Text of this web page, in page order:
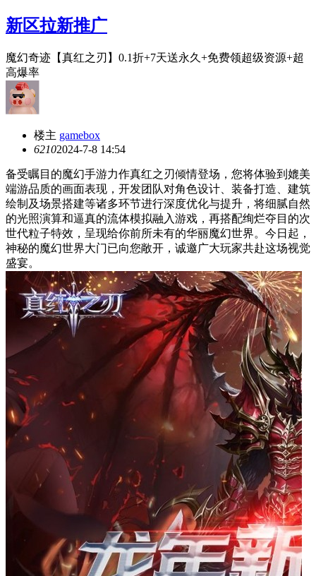
新区拉新推广
魔幻奇迹【真红之刃】0.1折+7天送永久+免费领超级资源+超
高爆率
楼主 gamebox
62102024-7-8 14:54
备受瞩目的魔幻手游力作真红之刃倾情登场，您将体验到媲美
端游品质的画面表现，开发团队对角色设计、装备打造、建筑
绘制及场景搭建等诸多环节进行深度优化与提升，将细腻自然
的光照演算和逼真的流体模拟融入游戏，再搭配绚烂夺目的次
世代粒子特效，呈现给你前所未有的华丽魔幻世界。今日起，
神秘的魔幻世界大门已向您敞开，诚邀广大玩家共赴这场视觉
盛宴。